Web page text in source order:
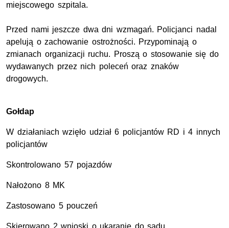
miejscowego szpitala.
Przed nami jeszcze dwa dni wzmagań. Policjanci nadal
apelują o zachowanie ostrożności. Przypominają o
zmianach organizacji ruchu. Proszą o stosowanie się do
wydawanych przez nich poleceń oraz znaków
drogowych.
Gołdap
W działaniach wzięło udział 6 policjantów RD i 4 innych
policjantów
Skontrolowano 57 pojazdów
Nałożono 8 MK
Zastosowano 5 pouczeń